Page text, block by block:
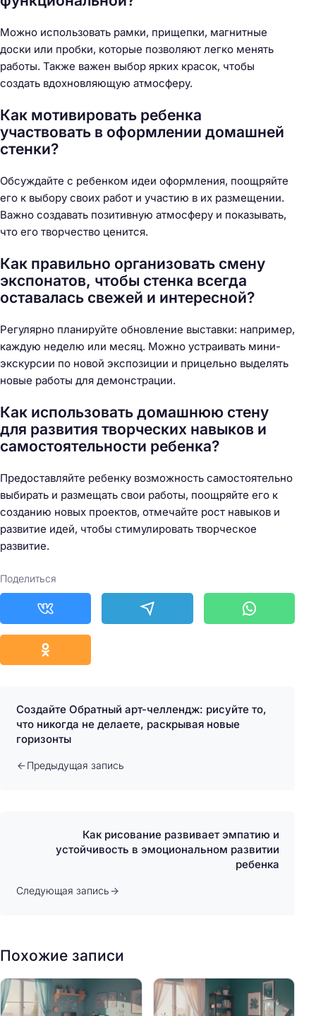
Можно использовать рамки, прищепки, магнитные
доски или пробки, которые позволяют легко менять
работы. Также важен выбор ярких красок, чтобы
создать вдохновляющую атмосферу.
Как мотивировать ребенка
участвовать в оформлении домашней
стенки?
Обсуждайте с ребенком идеи оформления, поощряйте
его к выбору своих работ и участию в их размещении.
Важно создавать позитивную атмосферу и показывать,
что его творчество ценится.
Как правильно организовать смену
экспонатов, чтобы стенка всегда
оставалась свежей и интересной?
Регулярно планируйте обновление выставки: например,
каждую неделю или месяц. Можно устраивать мини-
экскурсии по новой экспозиции и прицельно выделять
новые работы для демонстрации.
Как использовать домашнюю стену
для развития творческих навыков и
самостоятельности ребенка?
Предоставляйте ребенку возможность самостоятельно
выбирать и размещать свои работы, поощряйте его к
созданию новых проектов, отмечайте рост навыков и
развитие идей, чтобы стимулировать творческое
развитие.
Поделиться
Создайте Обратный арт-челлендж: рисуйте то,
что никогда не делаете, раскрывая новые
горизонты
Предыдущая запись
Как рисование развивает эмпатию и
устойчивость в эмоциональном развитии
ребенка
Следующая запись
Похожие записи